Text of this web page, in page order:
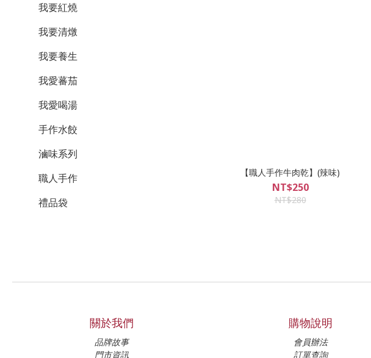
我要紅燒
我要清燉
我要養生
我愛蕃茄
我愛喝湯
手作水餃
滷味系列
職人手作
禮品袋
【職人手作牛肉乾】(辣味)
NT$250
NT$280
關於我們
品牌故事
門市資訊
購物說明
會員辦法
訂單查詢